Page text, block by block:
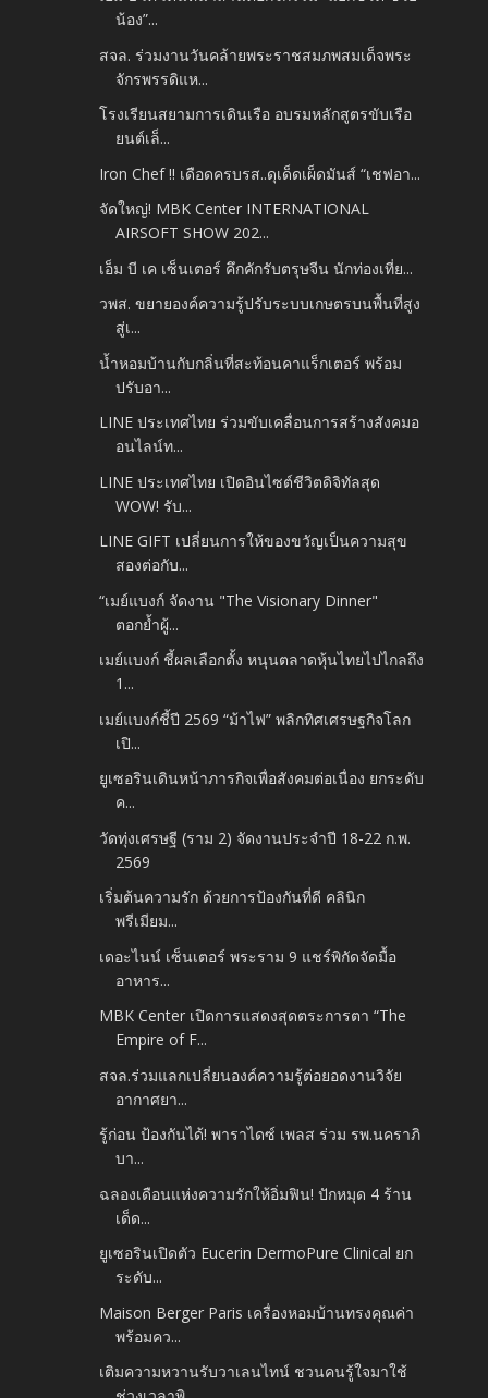
น้อง”...
สจล. ร่วมงานวันคล้ายพระราชสมภพสมเด็จพระ
จักรพรรดิแห...
โรงเรียนสยามการเดินเรือ อบรมหลักสูตรขับเรือ
ยนต์เล็...
Iron Chef !! เดือดครบรส..ดุเด็ดเผ็ดมันส์ “เชฟอา...
จัดใหญ่! MBK Center INTERNATIONAL
AIRSOFT SHOW 202...
เอ็ม บี เค เซ็นเตอร์ คึกคักรับตรุษจีน นักท่องเที่ย...
วพส. ขยายองค์ความรู้ปรับระบบเกษตรบนพื้นที่สูง
สู่เ...
น้ำหอมบ้านกับกลิ่นที่สะท้อนคาแร็กเตอร์ พร้อม
ปรับอา...
LINE ประเทศไทย ร่วมขับเคลื่อนการสร้างสังคมอ
อนไลน์ท...
LINE ประเทศไทย เปิดอินไซต์ชีวิตดิจิทัลสุด
WOW! รับ...
LINE GIFT เปลี่ยนการให้ของขวัญเป็นความสุข
สองต่อกับ...
“เมย์แบงก์ จัดงาน "The Visionary Dinner"
ตอกย้ำผู้...
เมย์แบงก์ ชี้ผลเลือกตั้ง หนุนตลาดหุ้นไทยไปไกลถึง
1...
เมย์แบงก์ชี้ปี 2569 “ม้าไฟ” พลิกทิศเศรษฐกิจโลก
เปิ...
ยูเซอรินเดินหน้าภารกิจเพื่อสังคมต่อเนื่อง ยกระดับ
ค...
วัดทุ่งเศรษฐี (ราม 2) จัดงานประจำปี 18-22 ก.พ.
2569
เริ่มต้นความรัก ด้วยการป้องกันที่ดี คลินิก
พรีเมียม...
เดอะไนน์ เซ็นเตอร์ พระราม 9 แชร์พิกัดจัดมื้อ
อาหาร...
MBK Center เปิดการแสดงสุดตระการตา “The
Empire of F...
สจล.ร่วมแลกเปลี่ยนองค์ความรู้ต่อยอดงานวิจัย
อากาศยา...
รู้ก่อน ป้องกันได้! พาราไดซ์ เพลส ร่วม รพ.นคราภิ
บา...
ฉลองเดือนแห่งความรักให้อิ่มฟิน! ปักหมุด 4 ร้าน
เด็ด...
ยูเซอรินเปิดตัว Eucerin DermoPure Clinical ยก
ระดับ...
Maison Berger Paris เครื่องหอมบ้านทรงคุณค่า
พร้อมคว...
เติมความหวานรับวาเลนไทน์ ชวนคนรู้ใจมาใช้